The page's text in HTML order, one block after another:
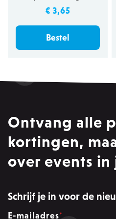
€ 3,65
Bestel
Ontvang alle
kortingen,
over events
Schrijf je in voor de
E-mailadres*
product-added-modal
private_content_version